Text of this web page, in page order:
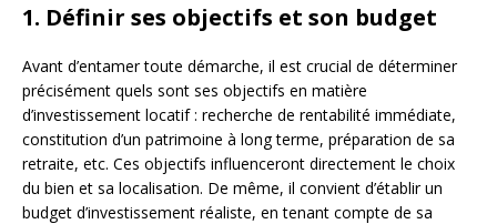
1. Définir ses objectifs et son budget
Avant d’entamer toute démarche, il est crucial de déterminer
précisément quels sont ses objectifs en matière
d’investissement locatif : recherche de rentabilité immédiate,
constitution d’un patrimoine à long terme, préparation de sa
retraite, etc. Ces objectifs influenceront directement le choix
du bien et sa localisation. De même, il convient d’établir un
budget d’investissement réaliste, en tenant compte de sa